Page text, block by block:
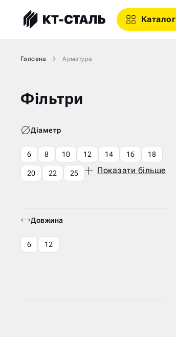
Каталог
Головна Арматура
Фільтри
Діаметр
6 8 10 12 14 16 18
20 22 25 Показати більше
Довжина
6 12